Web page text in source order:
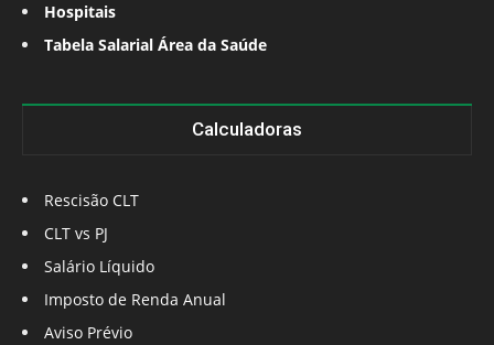
Hospitais
Tabela Salarial Área da Saúde
Calculadoras
Rescisão CLT
CLT vs PJ
Salário Líquido
Imposto de Renda Anual
Aviso Prévio